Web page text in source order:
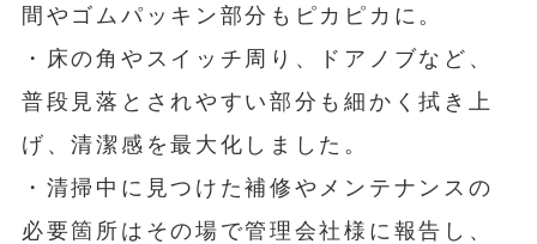
間やゴムパッキン部分もピカピカに。
・床の角やスイッチ周り、ドアノブなど、
普段見落とされやすい部分も細かく拭き上
げ、清潔感を最大化しました。
・清掃中に見つけた補修やメンテナンスの
必要箇所はその場で管理会社様に報告し、